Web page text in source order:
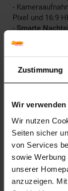
Zustimmung
Wir verwenden
Wir nutzen
Seiten sicher
von Services
sowie
unserer
anzuzeigen.
-
Pixel und 16:9
-Smarte
max. 15m
Auto oder Tier
- Abgrenzung
-Erweiterung
gleichzeitig
sowie iPhone®
-
Überwachung
über PC/iMac
-
Bewegung
- Alarmton der